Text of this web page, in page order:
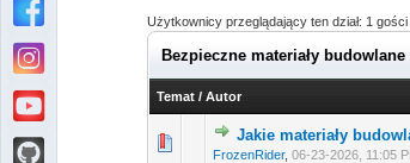
Użytkownicy przeglądający ten dział: 1 gości
Bezpieczne materiały budowlane
Temat / Autor
Jakie materiały
FrozenRider, 06-23-2026, 11:05
0